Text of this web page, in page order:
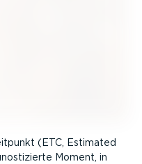
(ETC, Estimated
Moment, in